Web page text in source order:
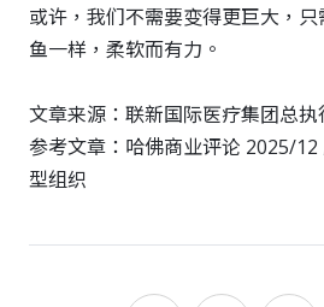
或许，我们不需要变得更巨大，
鱼一样，柔软而有力。
文章来源：联新国际医疗集团总执
参考文章：哈佛商业评论 2025/
型组织